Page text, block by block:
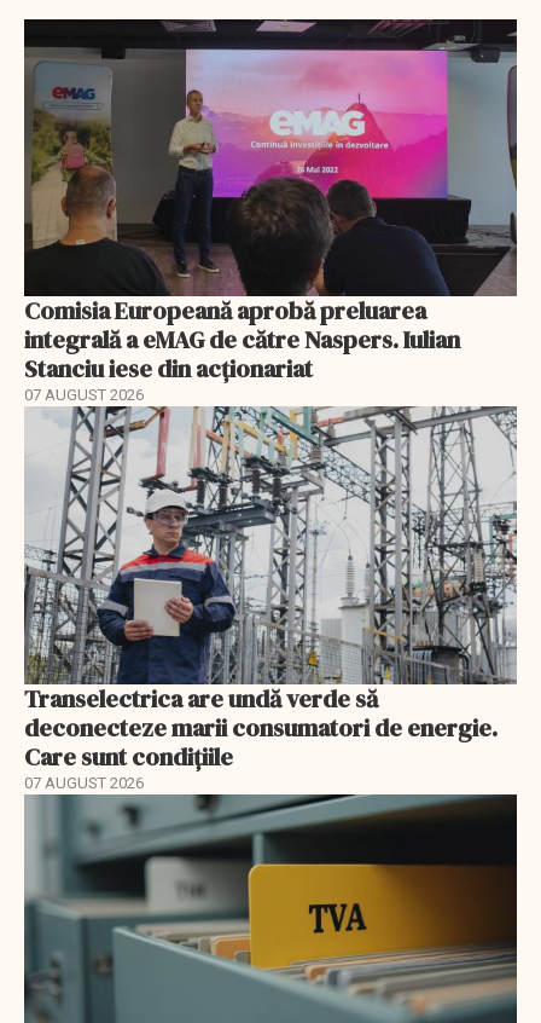
Comisia Europeană aprobă preluarea
integrală a eMAG de către Naspers. Iulian
Stanciu iese din acționariat
07 AUGUST 2026
Transelectrica are undă verde să
deconecteze marii consumatori de energie.
Care sunt condițiile
07 AUGUST 2026